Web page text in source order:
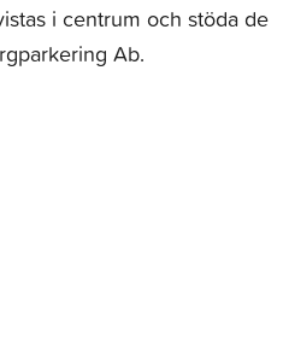
i centrum och stöda de
Ab.